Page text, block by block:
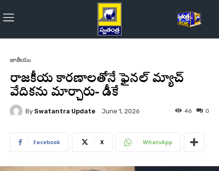
జాతీయం
రాజకీయ కారణాలతోనే ఫైనల్‌ మ్యాచ్‌
వేదికను మార్చారు- డీకే
By Swatantra Update June 1, 2026 0
46
Facebook X WhatsApp